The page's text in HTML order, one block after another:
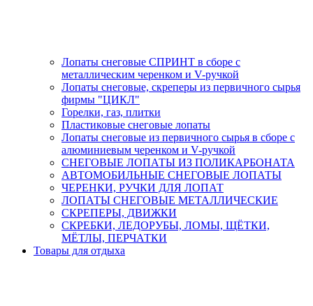
Лопаты снеговые СПРИНТ в сборе с
металлическим черенком и V-ручкой
Лопаты снеговые, скреперы из первичного сырья
фирмы "ЦИКЛ"
Горелки, газ, плитки
Пластиковые снеговые лопаты
Лопаты снеговые из первичного сырья в сборе с
алюминиевым черенком и V-ручкой
СНЕГОВЫЕ ЛОПАТЫ ИЗ ПОЛИКАРБОНАТА
АВТОМОБИЛЬНЫЕ СНЕГОВЫЕ ЛОПАТЫ
ЧЕРЕНКИ, РУЧКИ ДЛЯ ЛОПАТ
ЛОПАТЫ СНЕГОВЫЕ МЕТАЛЛИЧЕСКИЕ
СКРЕПЕРЫ, ДВИЖКИ
СКРЕБКИ, ЛЕДОРУБЫ, ЛОМЫ, ЩЁТКИ,
МЁТЛЫ, ПЕРЧАТКИ
Товары для отдыха